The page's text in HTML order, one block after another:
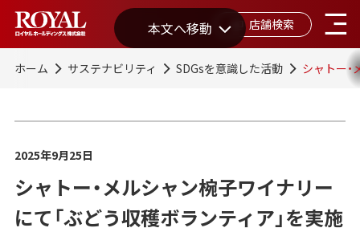
本文へ移動 店舗検索
ホーム サステナビリティ SDGsを意識した活動 シャトー
2025年9月25日
シャトー・メルシャン椀子ワイナリー
にて「ぶどう収穫ボランティア」を実施